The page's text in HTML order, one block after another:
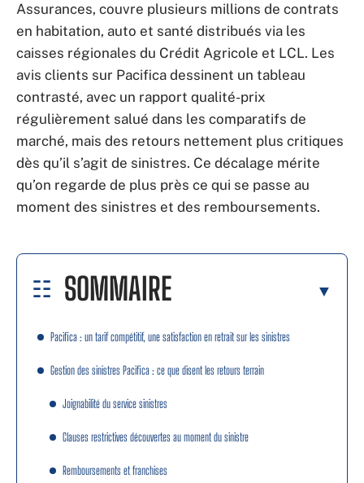
Assurances, couvre plusieurs millions de contrats
en habitation, auto et santé distribués via les
caisses régionales du Crédit Agricole et LCL. Les
avis clients sur Pacifica dessinent un tableau
contrasté, avec un rapport qualité-prix
régulièrement salué dans les comparatifs de
marché, mais des retours nettement plus critiques
dès qu’il s’agit de sinistres. Ce décalage mérite
qu’on regarde de plus près ce qui se passe au
moment des sinistres et des remboursements.
SOMMAIRE
Pacifica : un tarif compétitif, une satisfaction en retrait sur les sinistres
Gestion des sinistres Pacifica : ce que disent les retours terrain
Joignabilité du service sinistres
Clauses restrictives découvertes au moment du sinistre
Remboursements et franchises